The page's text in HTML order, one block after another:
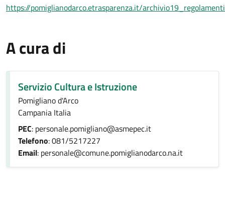
https://pomiglianodarco.etrasparenza.it/
A cura di
Servizio Cultura e Istruzione
Pomigliano d'Arco
Campania Italia
PEC: personale.pomigliano@asmepec.it
Telefono: 081/5217227
Email: personale@comune.pomiglianodarco.na.it